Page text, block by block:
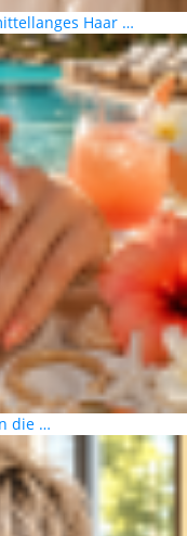
Haar …
die …